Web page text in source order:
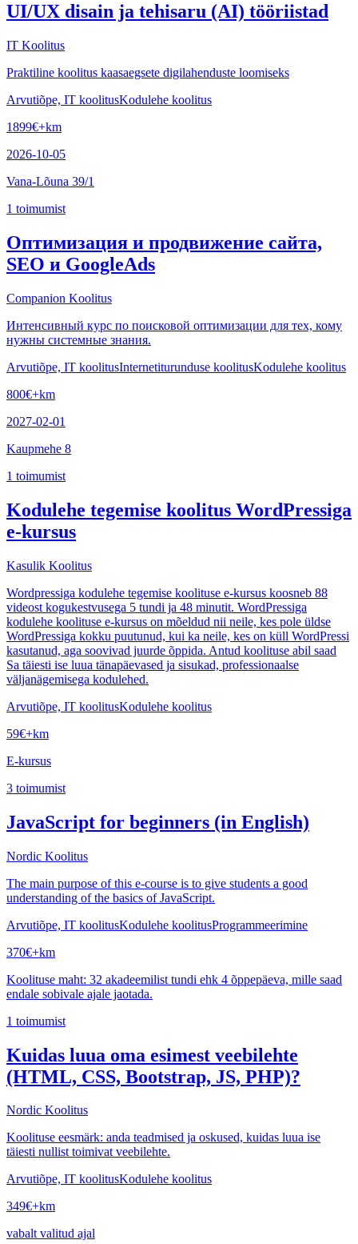
UI/UX disain ja tehisaru (AI) tööriistad
IT Koolitus
Praktiline koolitus kaasaegsete digilahenduste loomiseks
Arvutiõpe, IT koolitusKodulehe koolitus
1899€+km
2026-10-05
Vana-Lõuna 39/1
1 toimumist
Оптимизация и продвижение сайта,
SEO и GoogleAds
Companion Koolitus
Интенсивный курс по поисковой оптимизации для тех, кому
нужны системные знания.
Arvutiõpe, IT koolitusInternetiturunduse koolitusKodulehe koolitus
800€+km
2027-02-01
Kaupmehe 8
1 toimumist
Kodulehe tegemise koolitus WordPressiga
e-kursus
Kasulik Koolitus
Wordpressiga kodulehe tegemise koolituse e-kursus koosneb 88
videost kogukestvusega 5 tundi ja 48 minutit. WordPressiga
kodulehe koolituse e-kursus on mõeldud nii neile, kes pole üldse
WordPressiga kokku puutunud, kui ka neile, kes on küll WordPressi
kasutanud, aga soovivad juurde õppida. Antud koolituse abil saad
Sa täiesti ise luua tänapäevased ja sisukad, professionaalse
väljanägemisega kodulehed.
Arvutiõpe, IT koolitusKodulehe koolitus
59€+km
E-kursus
3 toimumist
JavaScript for beginners (in English)
Nordic Koolitus
The main purpose of this e-course is to give students a good
understanding of the basics of JavaScript.
Arvutiõpe, IT koolitusKodulehe koolitusProgrammeerimine
370€+km
Koolituse maht: 32 akadeemilist tundi ehk 4 õppepäeva, mille saad
endale sobivale ajale jaotada.
1 toimumist
Kuidas luua oma esimest veebilehte
(HTML, CSS, Bootstrap, JS, PHP)?
Nordic Koolitus
Koolituse eesmärk: anda teadmised ja oskused, kuidas luua ise
täiesti nullist toimivat veebilehte.
Arvutiõpe, IT koolitusKodulehe koolitus
349€+km
vabalt valitud ajal